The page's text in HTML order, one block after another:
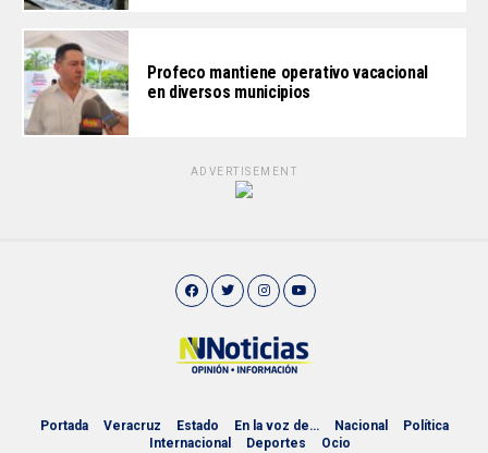
Profeco mantiene operativo vacacional
en diversos municipios
ADVERTISEMENT
Portada Veracruz Estado En la voz de… Nacional
Política
Internacional
Deportes Ocio